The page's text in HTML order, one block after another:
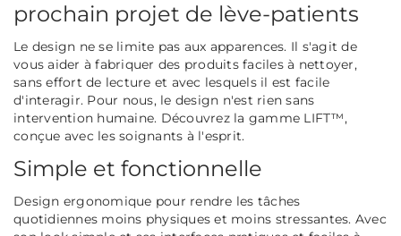
prochain projet de lève-patients
Le design ne se limite pas aux apparences. Il s'agit de
vous aider à fabriquer des produits faciles à nettoyer,
sans effort de lecture et avec lesquels il est facile
d'interagir. Pour nous, le design n'est rien sans
intervention humaine. Découvrez la gamme LIFT™,
conçue avec les soignants à l'esprit.
Simple et fonctionnelle
Design ergonomique pour rendre les tâches
quotidiennes moins physiques et moins stressantes. Avec